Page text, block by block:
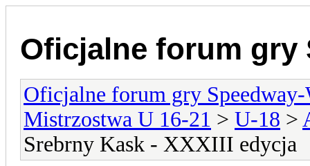
Oficjalne forum gry
Oficjalne forum gry
Mistrzostwa U 16-21 > U-18 >
Srebrny Kask - XXXIII edycja